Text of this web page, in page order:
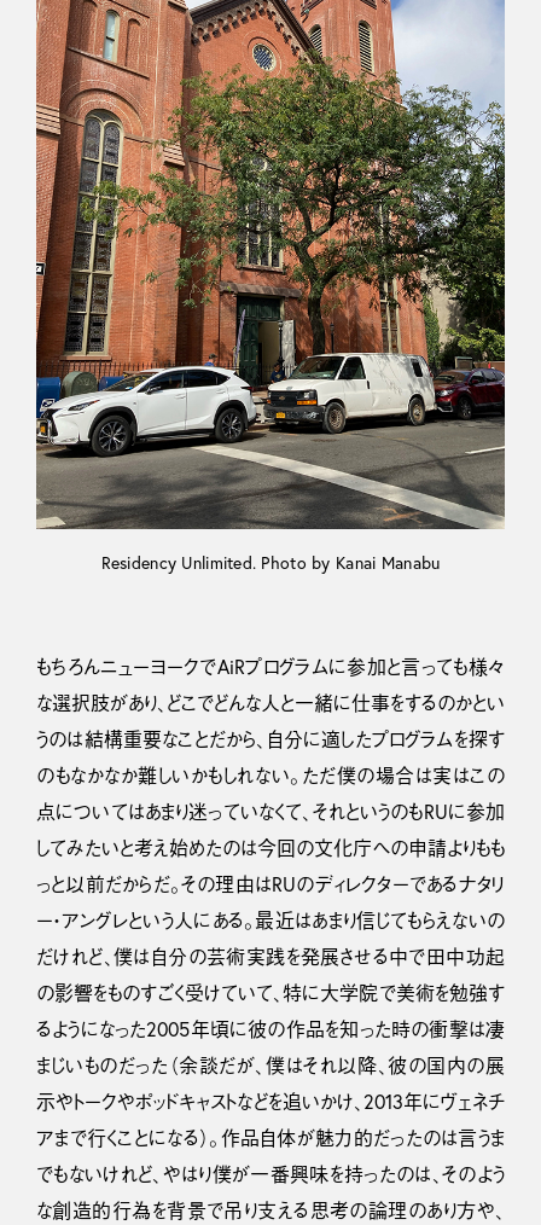
Residency Unlimited. Photo by Kanai Manabu
もちろんニューヨークでAiRプログラムに参加と言っても様々
な選択肢があり、どこでどんな人と一緒に仕事をするのかとい
うのは結構重要なことだから、自分に適したプログラムを探す
のもなかなか難しいかもしれない。ただ僕の場合は実はこの
点についてはあまり迷っていなくて、それというのもRUに参加
してみたいと考え始めたのは今回の文化庁への申請よりもも
っと以前だからだ。その理由はRUのディレクターであるナタリ
ー・アングレという人にある。最近はあまり信じてもらえないの
だけれど、僕は自分の芸術実践を発展させる中で田中功起
の影響をものすごく受けていて、特に大学院で美術を勉強す
るようになった2005年頃に彼の作品を知った時の衝撃は凄
まじいものだった（余談だが、僕はそれ以降、彼の国内の展
示やトークやポッドキャストなどを追いかけ、2013年にヴェネチ
アまで行くことになる）。作品自体が魅力的だったのは言うま
でもないけれど、やはり僕が一番興味を持ったのは、そのよう
な創造的行為を背景で吊り支える思考の論理のあり方や、